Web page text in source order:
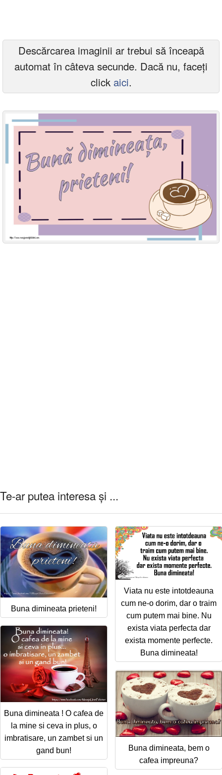
Felicitari muzicale personalizate
Conecteaza-te
Descărcarea imaginii ar trebui să înceapă
automat în câteva secunde. Dacă nu, faceți
click aici.
Te-ar putea interesa și ...
Buna dimineata prieteni!
Viata nu este intotdeauna
cum ne-o dorim, dar o traim
cum putem mai bine. Nu
exista viata perfecta dar
exista momente perfecte.
Buna dimineata!
Buna dimineata ! O cafea de
la mine si ceva in plus, o
imbratisare, un zambet si un
gand bun!
Buna dimineata, bem o
cafea impreuna?